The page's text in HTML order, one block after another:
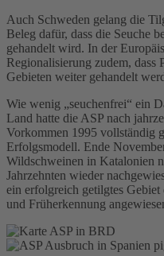
Auch Schweden gelang die
Beleg dafür, dass die Seuche
gehandelt wird. In der
Regionalisierung zudem, dass
Gebieten weiter gehandelt
Wie wenig „seuchenfrei“ ein
Land hatte die ASP nach
Vorkommen 1995 vollständig
Erfolgsmodell. Ende
Wildschweinen in Katalonien
Jahrzehnten wieder
ein erfolgreich getilgtes
und Früherkennung